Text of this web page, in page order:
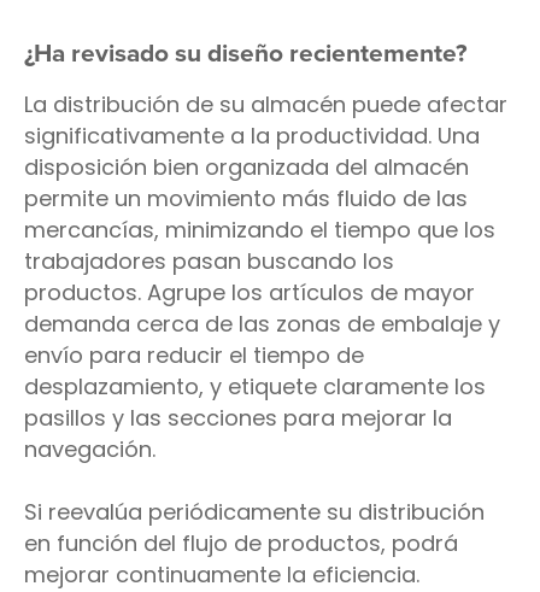
¿Ha revisado su diseño recientemente?
La distribución de su almacén puede afectar
significativamente a la productividad. Una
disposición bien organizada del almacén
permite un movimiento más fluido de las
mercancías, minimizando el tiempo que los
trabajadores pasan buscando los
productos. Agrupe los artículos de mayor
demanda cerca de las zonas de embalaje y
envío para reducir el tiempo de
desplazamiento, y etiquete claramente los
pasillos y las secciones para mejorar la
navegación.
Si reevalúa periódicamente su distribución
en función del flujo de productos, podrá
mejorar continuamente la eficiencia.